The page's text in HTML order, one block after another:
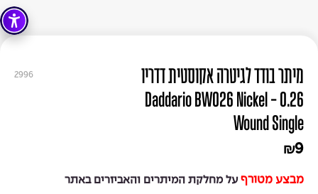
2996
מיתר בודד לגיטרה אקוסטית דדריו
0.26 - Daddario BW026 Nickel
Wound Single
₪9
מבצע מטורף על מחלקת המיתרים והאביזרים באתר